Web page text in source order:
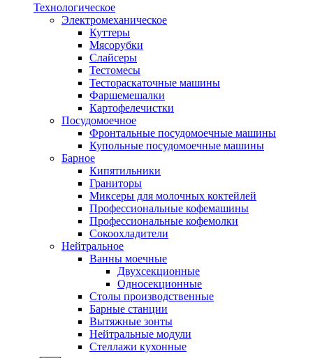
Технологическое
Электромеханическое
Куттеры
Мясорубки
Слайсеры
Тестомесы
Тестораскаточные машины
Фаршемешалки
Картофелечистки
Посудомоечное
Фронтальные посудомоечные машины
Купольные посудомоечные машины
Барное
Кипятильники
Граниторы
Миксеры для молочных коктейлей
Профессиональные кофемашины
Профессиональные кофемолки
Сокоохладители
Нейтральное
Ванны моечные
Двухсекционные
Односекционные
Столы производственные
Барные станции
Вытяжные зонты
Нейтральные модули
Стеллажи кухонные